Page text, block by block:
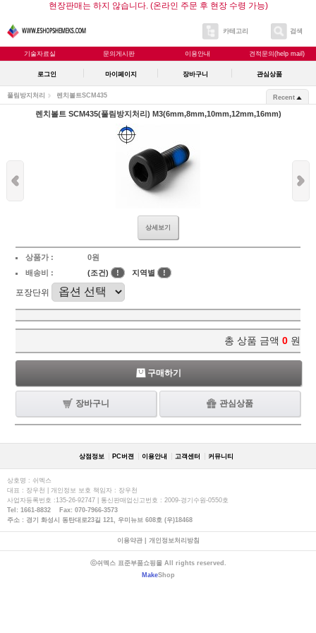
현장판매는 하지 않습니다. (온라인 주문 후 현장 수령 가능)
카테고리 검색
기술자료실 문의게시판 이용안내 견적문의(help mail)
로그인 마이페이지 장바구니 관심상품
풀림방지처리 렌치볼트SCM435 Recent
렌치볼트 SCM435(풀림방지처리) M3(6mm,8mm,10mm,12mm,16mm)
상세보기
상품가 :
0원
배송비 :
(조건) ! 지역별 !
포장단위
총 상품 금액 0 원
구매하기
장바구니 관심상품
상점정보 PC버젼 이용안내 고객센터 커뮤니티
상호명 : 쉬멕스
대표 : 장우천 | 개인정보 보호 책임자 : 장우천
사업자등록번호 :135-26-92747 | 통신판매업신고번호 : 2009-경기수원-0550호
Tel: 1661-8832 Fax: 070-7966-3573
주소 : 경기 화성시 동탄대로23길 121, 우미뉴브 608호 (우)18468
이용약관| 개인정보처리방침
ⓒ쉬멕스 표준부품쇼핑몰 All rights reserved.
MakeShop